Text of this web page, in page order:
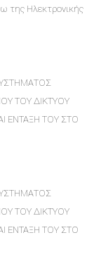
της Ηλεκτρονικής
ΤΟΥ ΔΙΚΤΥΟΥ
ΕΝΤΑΞΗ ΤΟΥ ΣΤΟ
ΤΟΥ ΔΙΚΤΥΟΥ
ΕΝΤΑΞΗ ΤΟΥ ΣΤΟ